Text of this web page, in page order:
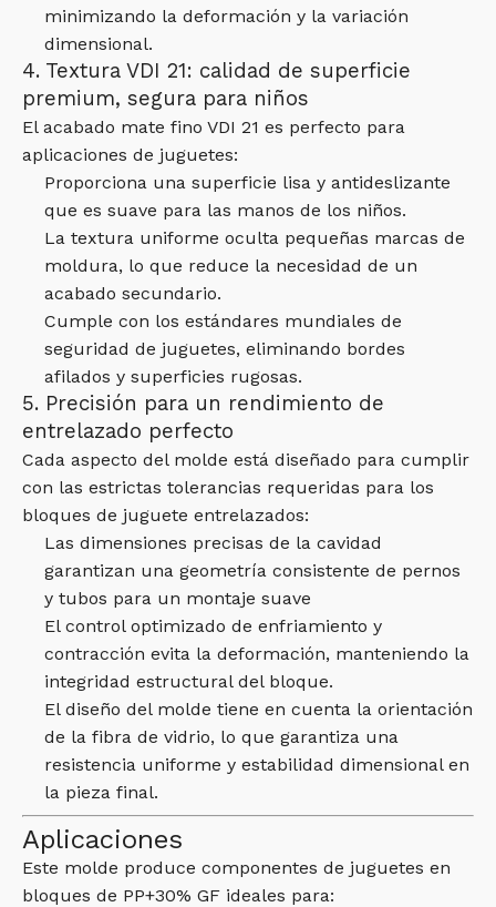
minimizando la deformación y la variación
dimensional.
4. Textura VDI 21: calidad de superficie
premium, segura para niños
El acabado mate fino VDI 21 es perfecto para
aplicaciones de juguetes:
Proporciona una superficie lisa y antideslizante
que es suave para las manos de los niños.
La textura uniforme oculta pequeñas marcas de
moldura, lo que reduce la necesidad de un
acabado secundario.
Cumple con los estándares mundiales de
seguridad de juguetes, eliminando bordes
afilados y superficies rugosas.
5. Precisión para un rendimiento de
entrelazado perfecto
Cada aspecto del molde está diseñado para cumplir
con las estrictas tolerancias requeridas para los
bloques de juguete entrelazados:
Las dimensiones precisas de la cavidad
garantizan una geometría consistente de pernos
y tubos para un montaje suave
El control optimizado de enfriamiento y
contracción evita la deformación, manteniendo la
integridad estructural del bloque.
El diseño del molde tiene en cuenta la orientación
de la fibra de vidrio, lo que garantiza una
resistencia uniforme y estabilidad dimensional en
la pieza final.
Aplicaciones
Este molde produce componentes de juguetes en
bloques de PP+30% GF ideales para: